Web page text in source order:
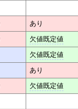
あり
欠値既定値
欠値既定値
あり
欠値既定値